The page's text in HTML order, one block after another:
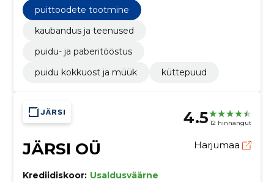
puittoodete tootmine
kaubandus ja teenused
puidu- ja paberitööstus
puidu kokkuost ja müük
küttepuud
4.5 12 hinnangut
JÄRSI OÜ Harjumaa
Krediidiskoor: Usaldusväärne